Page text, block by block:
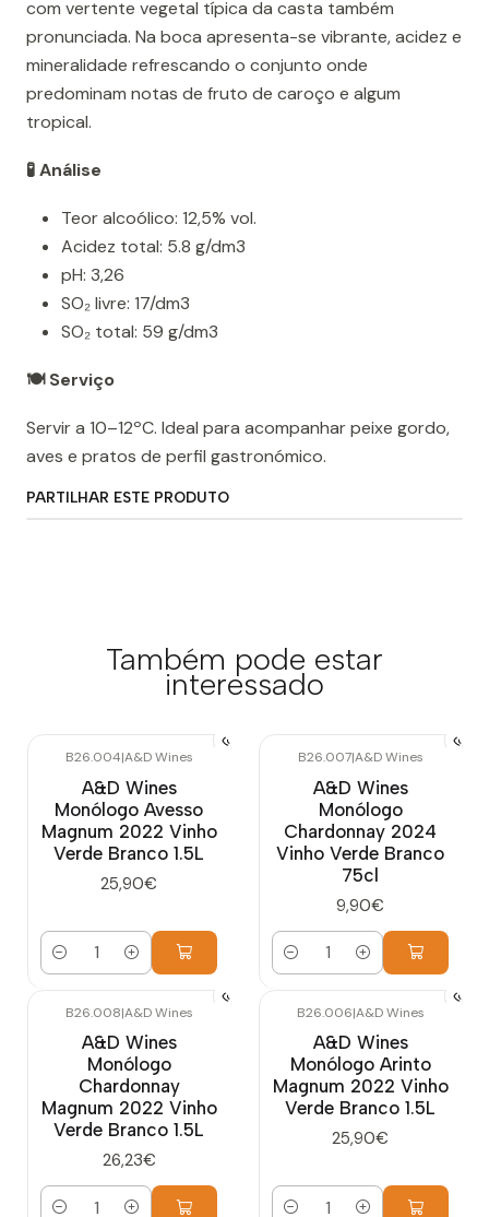
com vertente vegetal típica da casta também
pronunciada. Na boca apresenta-se vibrante, acidez e
mineralidade refrescando o conjunto onde
predominam notas de fruto de caroço e algum
tropical.
🧪 Análise
Teor alcoólico: 12,5% vol.
Acidez total: 5.8 g/dm3
pH: 3,26
SO₂ livre: 17/dm3
SO₂ total: 59 g/dm3
🍽️ Serviço
Servir a 10–12ºC. Ideal para acompanhar peixe gordo,
aves e pratos de perfil gastronómico.
PARTILHAR ESTE PRODUTO
Também pode estar
interessado
B26.004|A&D Wines
A&D Wines
Monólogo Avesso
Magnum 2022 Vinho
Verde Branco 1.5L
25,90€
Quantidade
B26.007|A&D Wines
A&D Wines
Monólogo
Chardonnay 2024
Vinho Verde Branco
75cl
9,90€
Quantidade
B26.008|A&D Wines
A&D Wines
Monólogo
Chardonnay
Magnum 2022 Vinho
Verde Branco 1.5L
26,23€
B26.006|A&D Wines
A&D Wines
Monólogo Arinto
Magnum 2022 Vinho
Verde Branco 1.5L
25,90€